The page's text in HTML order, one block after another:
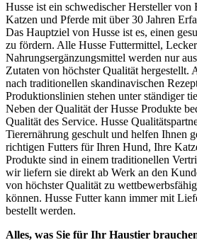
Husse ist ein schwedischer Hersteller
Katzen und Pferde mit über 30 Jahren
Das Hauptziel von Husse ist es, einen
zu fördern. Alle Husse Futtermittel,
Nahrungsergänzungsmittel werden nur
Zutaten von höchster Qualität hergestellt.
nach traditionellen skandinavischen
Produktionslinien stehen unter ständiger
Neben der Qualität der Husse Produkte
Qualität des Service. Husse
Tierernährung geschult und helfen Ihnen
richtigen Futters für Ihren Hund, Ihre
Produkte sind in einem traditionellen
wir liefern sie direkt ab Werk an den
von höchster Qualität zu
können. Husse Futter kann immer mit
bestellt werden.
Alles, was Sie für Ihr Haustier